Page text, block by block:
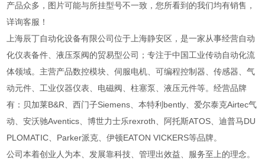
产品众多，图片可能与所挂型号不一致，您所看到的我们均有销售，
详询客服！
上海辰丁自动化设备有限公司位于上海静安区，是一家从事经营自动
化仪表备件、液压泵阀的贸易型公司；专注于中国工业传动自动化流
体领域。主营产品数控模块、伺服电机、可编程控制器、传感器、气
动元件、工业仪器仪表、电磁阀、柱塞泵、液压元件等。经营品牌
有：贝加莱B&R、西门子Siemens、本特利bently、爱尔泰克Airtec气
动、安沃驰Aventics、博世力士乐rexroth、阿托斯ATOS、迪普马DU
PLOMATIC、Parker派克、伊顿EATON VICKERS等品牌。
公司本着创业人为本、发展靠科技、管理出效益、服务至上的理念。